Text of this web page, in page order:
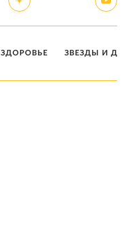
ЗДОРОВЬЕ ЗВЕЗДЫ И